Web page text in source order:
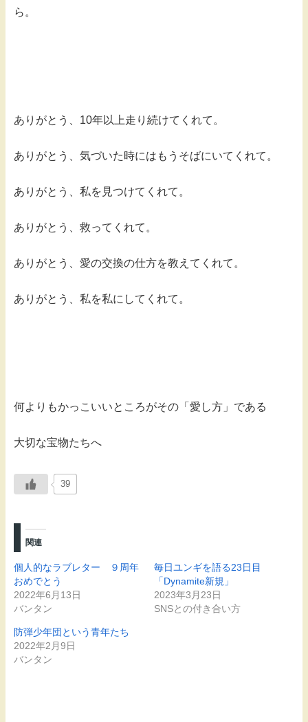
ら。
ありがとう、10年以上走り続けてくれて。
ありがとう、気づいた時にはもうそばにいてくれて。
ありがとう、私を見つけてくれて。
ありがとう、救ってくれて。
ありがとう、愛の交換の仕方を教えてくれて。
ありがとう、私を私にしてくれて。
何よりもかっこいいところがその「愛し方」である
大切な宝物たちへ
39
関連
個人的なラブレター ９周年
おめでとう
2022年6月13日
バンタン
毎日ユンギを語る23日目
「Dynamite新規」
2023年3月23日
SNSとの付き合い方
防弾少年団という青年たち
2022年2月9日
バンタン